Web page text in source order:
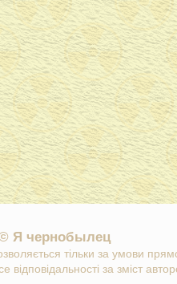
© Я чернобылец
тільки за умови
за зміст